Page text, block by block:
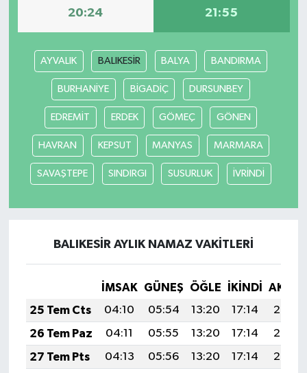
20:24 21:55
AYVALIK BALIKESİR BALYA BANDIRMA
BURHANİYE BİGADİÇ DURSUNBEY
EDREMİT ERDEK GÖMEÇ GÖNEN
HAVRAN KEPSUT MANYAS MARMARA
SAVAŞTEPE SINDIRGI SUSURLUK İVRİNDİ
BALIKESİR AYLIK NAMAZ VAKITLERI
İMSAK GÜNEŞ ÖĞLE İKINDI
25 Tem Cts
04:10 05:54 13:20 17:14
20:36
26 Tem Paz
04:11 05:55 13:20 17:14
20:35
27 Tem Pts
04:13 05:56 13:20 17:14
20:34